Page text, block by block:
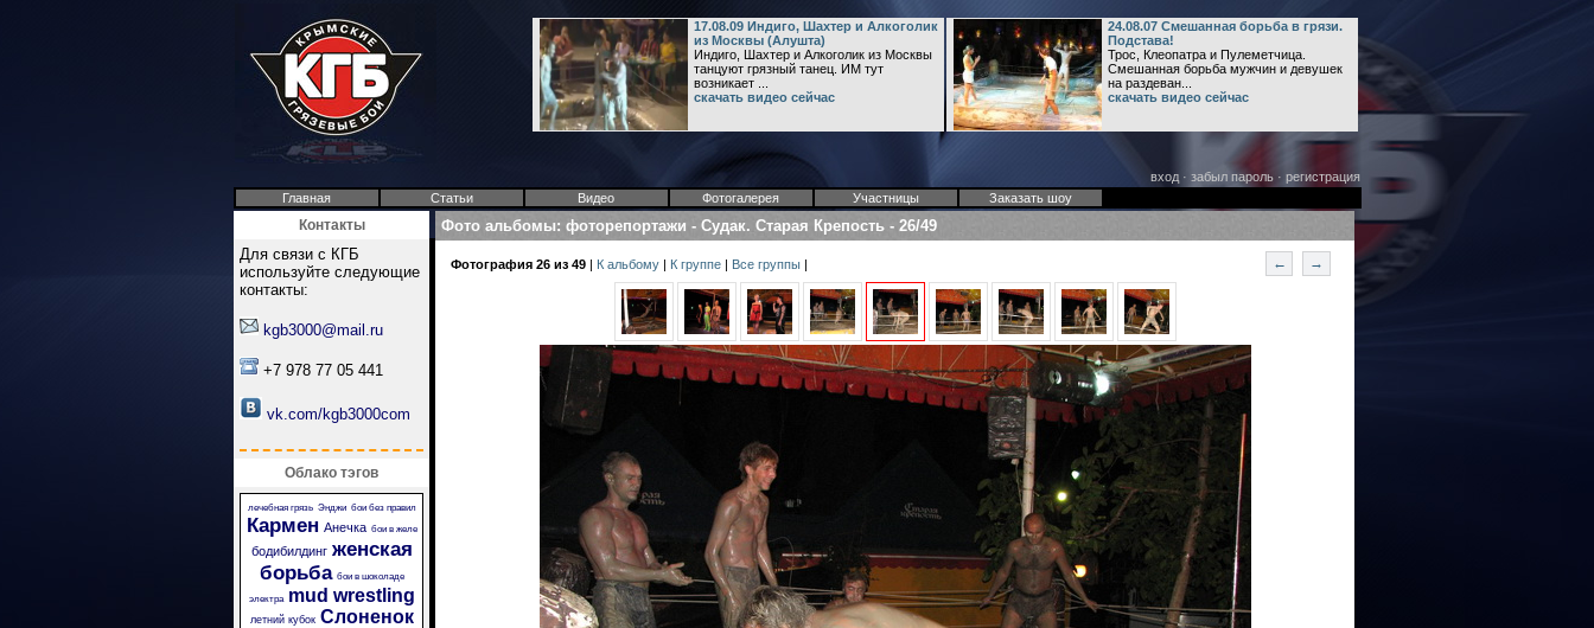
17.08.09 Индиго, Шахтер и Алкоголик
из Москвы (Алушта)
Индиго, Шахтер и Алкоголик из Москвы
танцуют грязный танец. ИМ тут
возникает ...
скачать видео сейчас
24.08.07 Смешанная борьба в грязи.
Подстава!
Трос, Клеопатра и Пулеметчица.
Смешанная борьба мужчин и девушек
на раздеван...
скачать видео сейчас
вход· забыл пароль· регистрация
Главная
Статьи Видео Фотогалерея Участницы Заказать шоу
Контакты
Для связи с КГБ
используйте следующие
контакты:
kgb3000@mail.ru
+7 978 77 05 441
vk.com/kgb3000com
Облако тэгов
лечебная грязь Энджи бои без правил
Кармен Анечка бои в желе
бодибилдинг женская
борьба бои в шоколаде
электра mud wrestling
летний кубок Слоненок
Фото альбомы: фоторепортажи - Судак. Старая Крепость - 26/49
Фотография 26 из 49 | К альбому | К группе | Все группы | ← →